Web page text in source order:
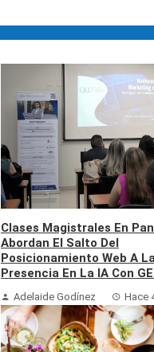
Clases Magistrales En
Abordan El Salto Del
Posicionamiento Web A
Presencia En La IA Con
Adelaide Godínez Hace